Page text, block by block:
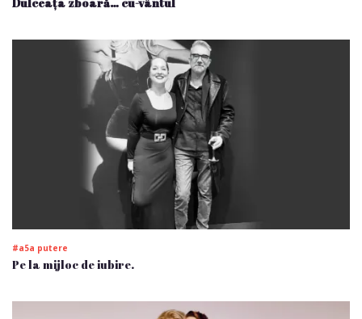
#a5a putere
Pe la mijloc de iubire.